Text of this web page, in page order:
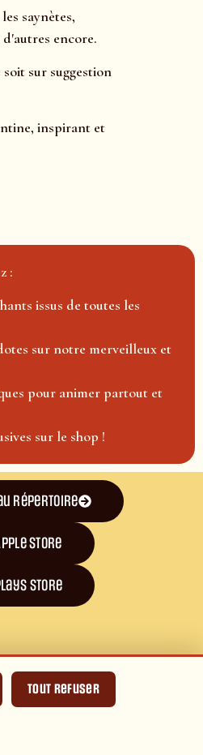
Tout refuser
saynètes,
encore.
sur suggestion
inspirant et
:
issus de toutes les
sur notre merveilleux et
pour animer partout et
sur le shop !
répertoire
Store
store